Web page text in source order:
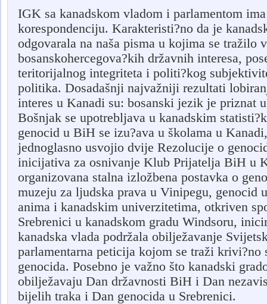
IGK sa kanadskom vladom i parlamentom
korespondenciju. Karakteristi?no da je
odgovarala na naša pisma u kojima se tražilo
bosanskohercegova?kih državnih interesa,
teritorijalnog integriteta i politi?kog
politika. Dosadašnji najvažniji rezultati
interes u Kanadi su: bosanski jezik je priznat
Bošnjak se upotrebljava u kanadskim
genocid u BiH se izu?ava u školama u
jednoglasno usvojio dvije Rezolucije o
inicijativa za osnivanje Klub Prijatelja BiH u
organizovana stalna izložbena postavka o
muzeju za ljudska prava u Vinipegu, genocid
anima i kanadskim univerzitetima, otkriven
Srebrenici u kanadskom gradu Windsoru,
kanadska vlada podržala obilježavanje
parlamentarna peticija kojom se traži krivi?no
genocida. Posebno je važno što kanadski
obilježavaju Dan državnosti BiH i Dan
bijelih traka i Dan genocida u Srebrenici.